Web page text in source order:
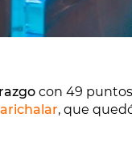
con 49
, que